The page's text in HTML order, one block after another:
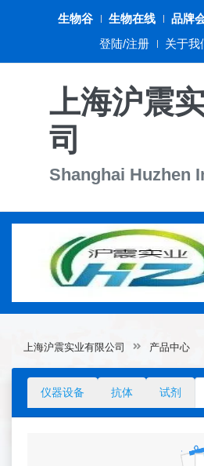
生物谷 生物在线 品牌
登陆/注册
关于我
上海沪震
司
Shanghai Huzhen
上海沪震实业有限公司 产品中心
仪器设备 抗体 试剂